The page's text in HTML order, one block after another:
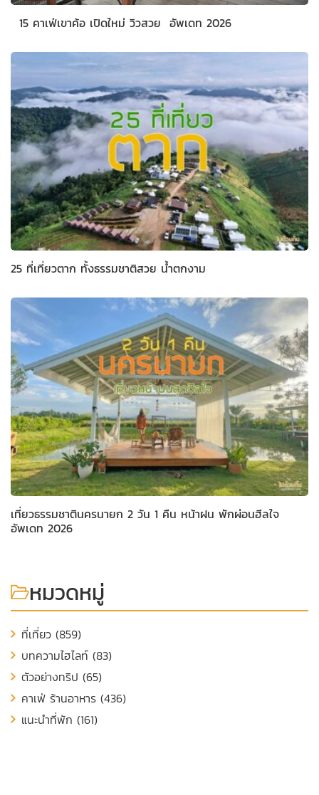
15 คาเฟ่เขาค้อ เปิดใหม่ วิวสวย อัพเดท 2026
25 ที่เที่ยวตาก ทั้งธรรมชาติสวย น้ำตกงาม
เที่ยวธรรมชาตินครนายก 2 วัน 1 คืน หน้าฝน พักผ่อนฮีลใจ
อัพเดท 2026
หมวดหมู่
ที่เที่ยว (859)
บทความไฮไลท์ (83)
ตัวอย่างทริป (65)
คาเฟ่ ร้านอาหาร (436)
แนะนำที่พัก (161)